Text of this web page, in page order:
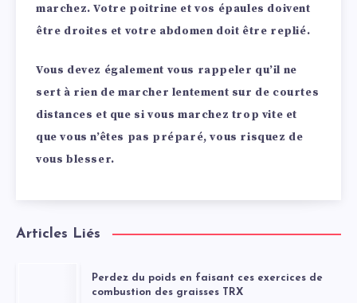
marchez.Votre poitrine et vos épaules doivent
être droites et votre abdomen doit être replié.
Vous devez également vous rappeler qu’il ne
sert à rien de marcher lentement sur de courtes
distances et que si vous marchez trop vite et
que vous n’êtes pas préparé, vous risquez de
vous blesser.
Articles Liés
Perdez du poids en faisant ces exercices de
combustion des graisses TRX